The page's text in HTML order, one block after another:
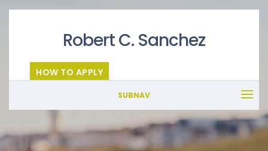
Robert C. Sanchez
HOW TO APPLY
SUBNAV